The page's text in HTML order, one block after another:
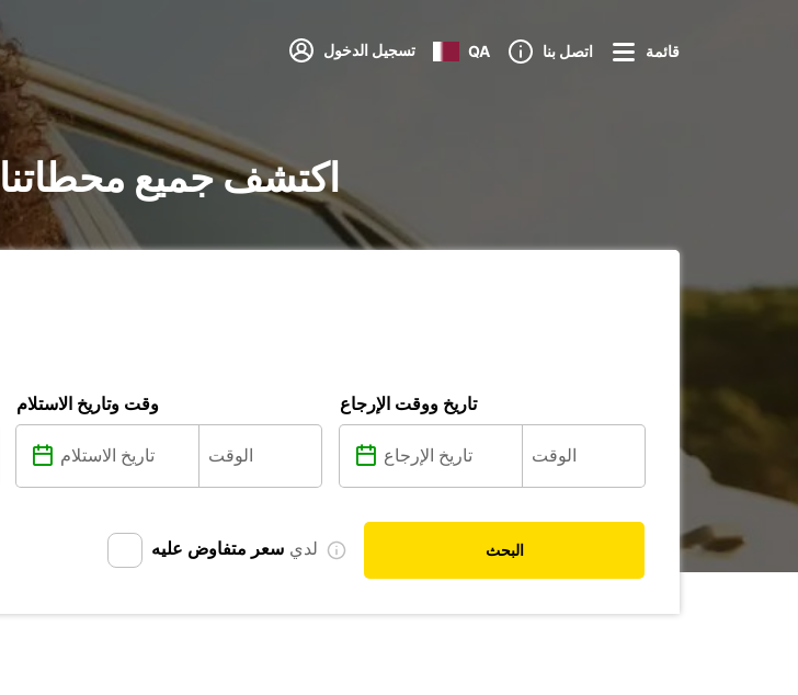
تسجيل الدخول QA اتصل بنا قائمة
تأجير السيارات في Moorabbin : اكتشف جميع محطاتنا
وقت وتاريخ الاستلام تاريخ ووقت الإرجاع
لدي سعر متفاوض عليه البحث